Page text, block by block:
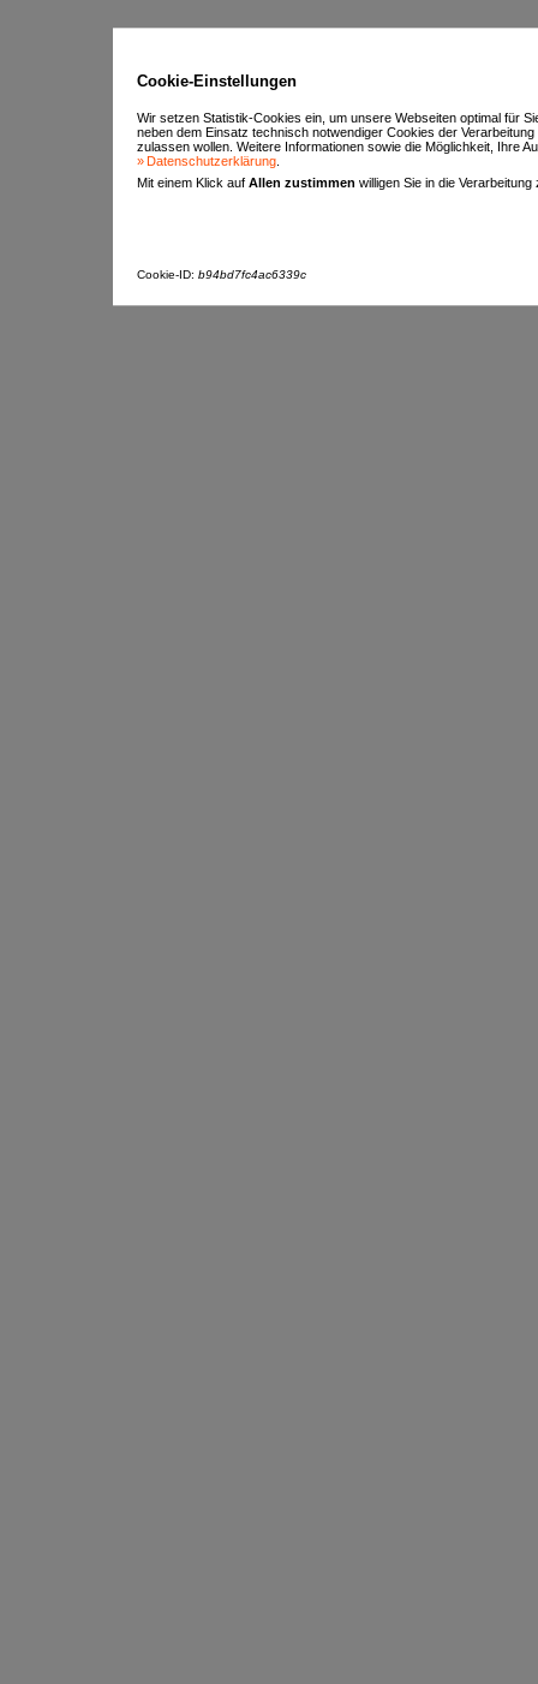
Cookie-Einstellungen
Wir setzen Statistik-Cookies ein, um unsere Webseiten optimal für
neben dem Einsatz technisch notwendiger Cookies der
zulassen wollen. Weitere Informationen sowie die Möglichkeit, Ihre
Datenschutzerklärung
Mit einem Klick auf Allen zustimmen willigen Sie in die
Cookie-ID: b94bd7fc4ac6339c